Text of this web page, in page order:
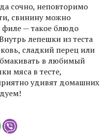
сочно, неповторимо
свинину можно
— такое блюдо
лепешки из теста
сладкий перец или
в любимый
мяса в тесте,
удивят домашних